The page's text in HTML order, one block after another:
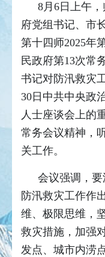
8月6日上午
府党组书记、市
第十四师2025年
民政府第13次常
书记对防汛救灾
30日中共中央政
人士座谈会上的
常务会议精神，
关工作。
会议强调，
防汛救灾工作作
维、极限思维，
救灾措施，加强
发点、城市内涝